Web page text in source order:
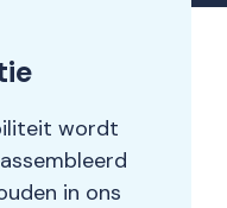
wordt
in ons